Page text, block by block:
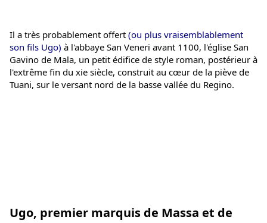
Il a très probablement offert (ou plus vraisemblablement
son fils Ugo) à l'abbaye San Veneri avant 1100, l'église San
Gavino de Mala, un petit édifice de style roman, postérieur à
l'extrême fin du xie siècle, construit au cœur de la piève de
Tuani, sur le versant nord de la basse vallée du Regino.
Ugo, premier marquis de Massa et de